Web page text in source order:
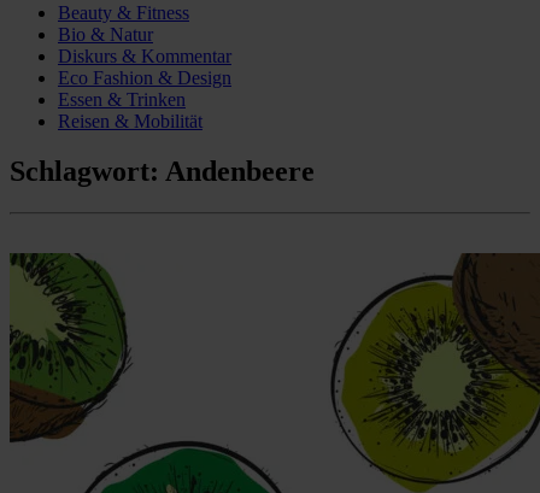
Beauty & Fitness
Bio & Natur
Diskurs & Kommentar
Eco Fashion & Design
Essen & Trinken
Reisen & Mobilität
Schlagwort: Andenbeere